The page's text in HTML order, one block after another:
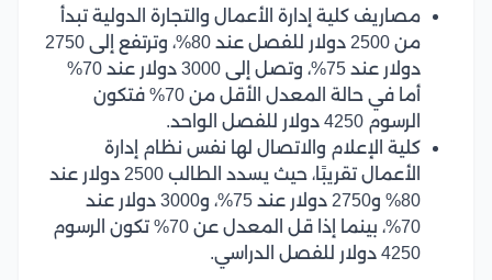
مصاريف كلية إدارة الأعمال والتجارة الدولية تبدأ
من 2500 دولار للفصل عند 80%، وترتفع إلى 2750
دولار عند 75%، وتصل إلى 3000 دولار عند 70%
أما في حالة المعدل الأقل من 70% فتكون
الرسوم 4250 دولار للفصل الواحد.
كلية الإعلام والاتصال لها نفس نظام إدارة
الأعمال تقريبًا، حيث يسدد الطالب 2500 دولار عند
80% و2750 دولار عند 75%، و3000 دولار عند
70%، بينما إذا قل المعدل عن 70% تكون الرسوم
4250 دولار للفصل الدراسي.